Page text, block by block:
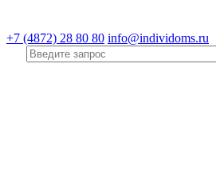
+7 (4872) 28 80 80 info@individoms.ru